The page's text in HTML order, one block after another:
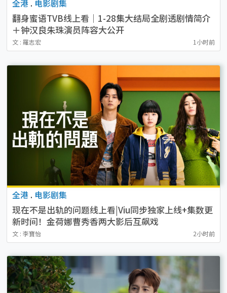
全港 . 电影剧集
翻身蜜语TVB线上看｜1-28集大结局全剧透剧情简介
＋钟汉良朱珠演员阵容大公开
文 : 羅志宏 1小时前
全港 . 电影剧集
现在不是出轨的问题线上看|Viu同步独家上线+集数更
新时间！金荷娜曹秀香两大影后互飙戏
文 : 李寶怡 2小时前